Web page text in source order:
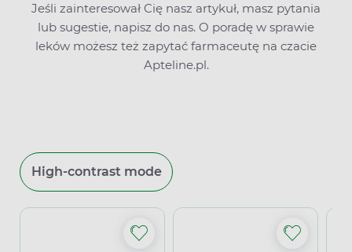
Jeśli zainteresował Cię nasz artykuł, masz pytania
lub sugestie, napisz do nas. O poradę w sprawie
leków możesz też zapytać farmaceutę na czacie
Apteline.pl.
High-contrast mode